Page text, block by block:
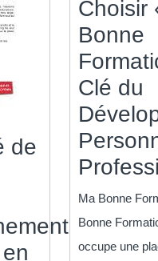
de
Choisir
Bonne
Clé du
Ma Bonne
Bonne
occupe une